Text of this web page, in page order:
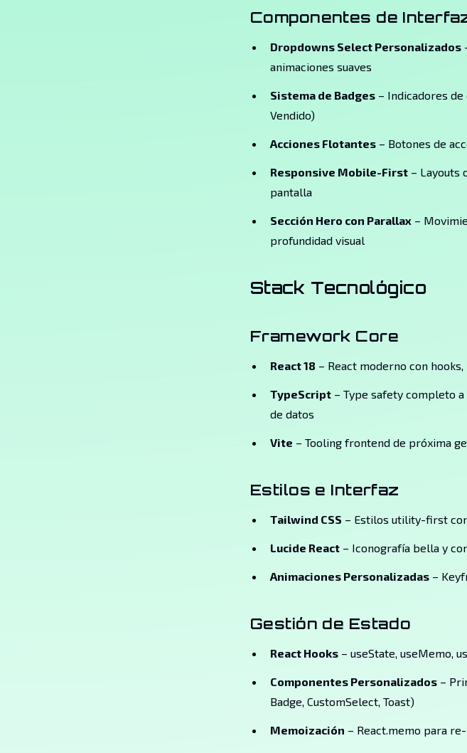
Componentes de
Dropdowns Select Personalizados
animaciones suaves
Sistema de Badges – Indicadores
Vendido)
Acciones Flotantes – Botones de
Responsive Mobile-First – Layouts
pantalla
Sección Hero con Parallax –
profundidad visual
Stack Tecnológico
Framework Core
React 18 – React moderno con
TypeScript – Type safety completo
de datos
Vite – Tooling frontend de próxima
Estilos e Interfaz
Tailwind CSS – Estilos utility-first
Lucide React – Iconografía bella y
Animaciones Personalizadas –
Gestión de Estado
React Hooks – useState, useMemo,
Componentes Personalizados –
Badge, CustomSelect, Toast)
Memoización – React.memo para